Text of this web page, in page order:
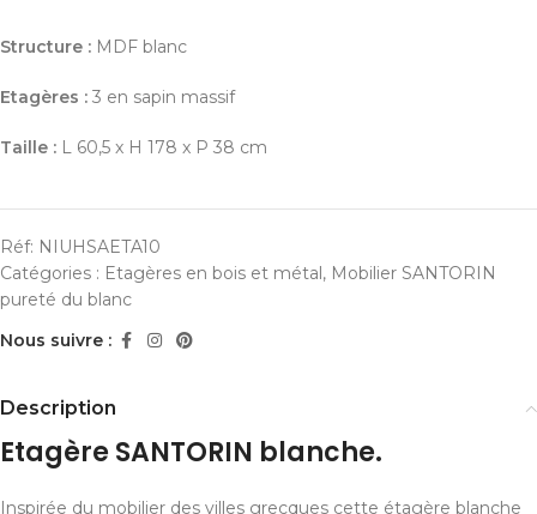
Structure : MDF blanc
Etagères : 3 en sapin massif
Taille : L 60,5 x H 178 x P 38 cm
Réf: NIUHSAETA10
Catégories : Etagères en bois et métal, Mobilier SANTORIN
pureté du blanc
Nous suivre :
Description
Etagère SANTORIN blanche.
Inspirée du mobilier des villes grecques cette étagère blanche